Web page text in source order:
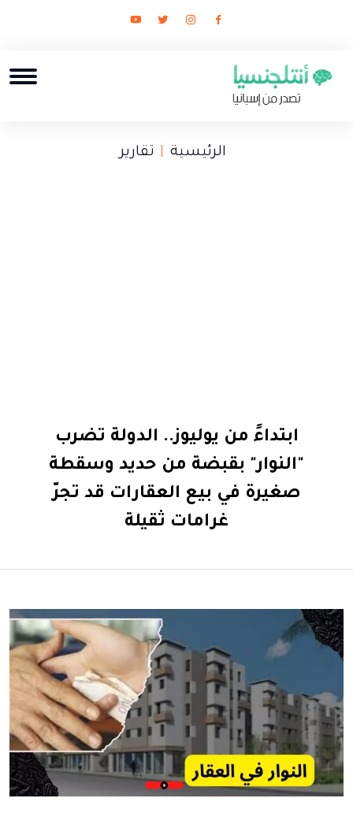
الرئيسية تقارير
ابتداءً من يوليوز.. الدولة تضرب
"النوار" بقبضة من حديد وسقطة
صغيرة في بيع العقارات قد تجرّ
غرامات ثقيلة